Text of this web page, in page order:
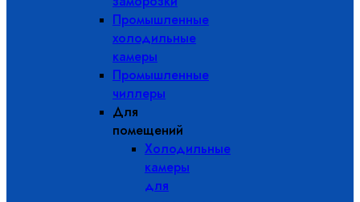
Промышленные
холодильные
камеры
Промышленные
чиллеры
Для
помещений
Холодильные
камеры
для